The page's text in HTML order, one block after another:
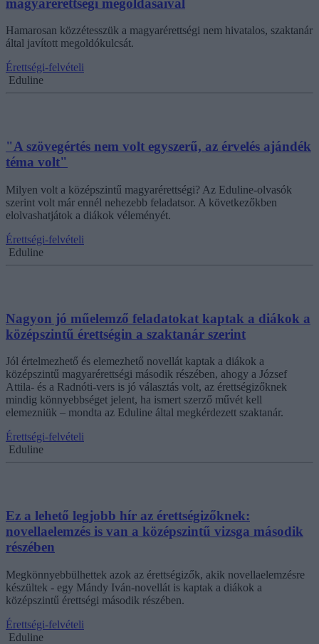
Hamarosan közzétesszük a magyarérettségi nem hivatalos, szaktanár
által javított megoldókulcsát.
Érettségi-felvételi
Eduline
"A szövegértés nem volt egyszerű, az érvelés ajándék
téma volt"
Milyen volt a középszintű magyarérettségi? Az Eduline-olvasók
szerint volt már ennél nehezebb feladatsor. A következőkben
elolvashatjátok a diákok véleményét.
Érettségi-felvételi
Eduline
Nagyon jó műelemző feladatokat kaptak a diákok a
középszintű érettségin a szaktanár szerint
Jól értelmezhető és elemezhető novellát kaptak a diákok a
középszintű magyarérettségi második részében, ahogy a József
Attila- és a Radnóti-vers is jó választás volt, az érettségizőknek
mindig könnyebbséget jelent, ha ismert szerző művét kell
elemezniük – mondta az Eduline által megkérdezett szaktanár.
Érettségi-felvételi
Eduline
Ez a lehető legjobb hír az érettségizőknek:
novellaelemzés is van a középszintű vizsga második
részében
Megkönnyebbülhettek azok az érettségizők, akik novellaelemzésre
készültek - egy Mándy Iván-novellát is kaptak a diákok a
középszintű érettségi második részében.
Érettségi-felvételi
Eduline